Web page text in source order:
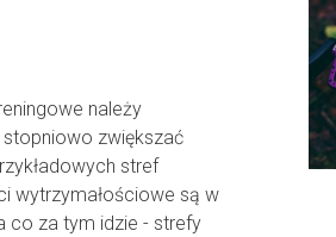
należy
zwiększać
stref
wytrzymałościowe są w
co za tym idzie - strefy